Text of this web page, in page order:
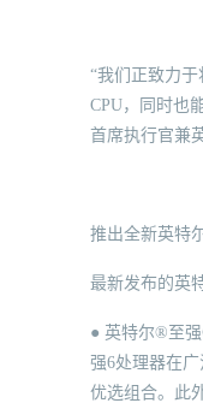
“我们正致力
CPU，同时也
首席执行官兼
推出全新英特
最新发布的英
● 英特尔®至
强6处理器在
优选组合。此